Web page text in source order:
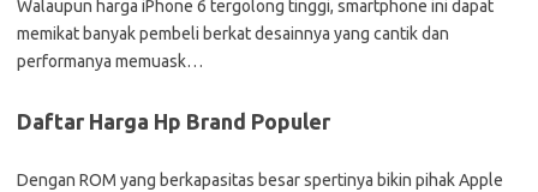
Walaupun harga iPhone 6 tergolong tinggi, smartphone ini dapat
memikat banyak pembeli berkat desainnya yang cantik dan
performanya memuask…
Daftar Harga Hp Brand Populer
Dengan ROM yang berkapasitas besar spertinya bikin pihak Apple